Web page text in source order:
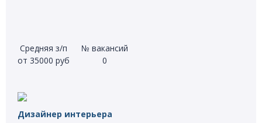
Средняя з/п
от 35000 руб
№ вакансий
0
Дизайнер интерьера